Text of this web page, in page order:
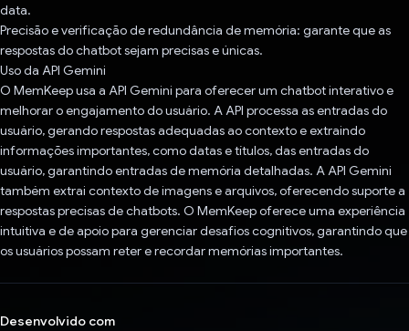
data.
Precisão e verificação de redundância de memória: garante que as
respostas do chatbot sejam precisas e únicas.
Uso da API Gemini
O MemKeep usa a API Gemini para oferecer um chatbot interativo e
melhorar o engajamento do usuário. A API processa as entradas do
usuário, gerando respostas adequadas ao contexto e extraindo
informações importantes, como datas e títulos, das entradas do
usuário, garantindo entradas de memória detalhadas. A API Gemini
também extrai contexto de imagens e arquivos, oferecendo suporte a
respostas precisas de chatbots. O MemKeep oferece uma experiência
intuitiva e de apoio para gerenciar desafios cognitivos, garantindo que
os usuários possam reter e recordar memórias importantes.
Desenvolvido com